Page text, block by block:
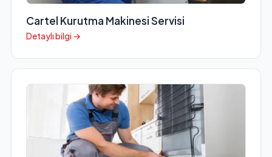
Cartel Kurutma Makinesi Servisi
Detaylı bilgi →